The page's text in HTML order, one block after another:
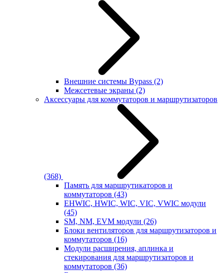
Внешние системы Bypass (2)
Межсетевые экраны (2)
Аксессуары для коммутаторов и маршрутизаторов
(368)
Память для маршрутикаторов и
коммутаторов (43)
EHWIC, HWIC, WIC, VIC, VWIC модули
(45)
SM, NM, EVM модули (26)
Блоки вентиляторов для маршрутизаторов и
коммутаторов (16)
Модули расширения, аплинка и
стекирования для маршрутизаторов и
коммутаторов (36)